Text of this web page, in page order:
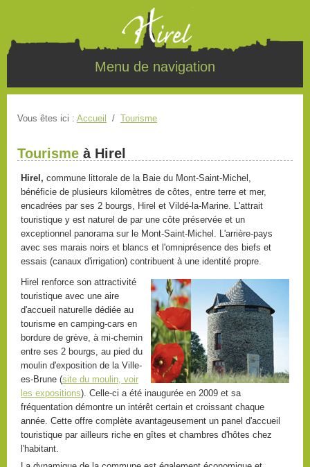
Menu de navigation
Vous êtes ici : Accueil / Tourisme
Tourisme à Hirel
Hirel, commune littorale de la Baie du Mont-Saint-Michel,
bénéficie de plusieurs kilomètres de côtes, entre terre et mer,
encadrées par ses 2 bourgs, Hirel et Vildé-la-Marine. L'attrait
touristique y est naturel de par une côte préservée et un
exceptionnel panorama sur le Mont-Saint-Michel. L'arrière-pays
avec ses marais noirs et blancs et l'omniprésence des biefs et
essais (canaux d'irrigation) contribuent à une identité propre.
Hirel renforce son attractivité
touristique avec une aire
d'accueil naturelle dédiée au
tourisme en camping-cars en
bordure de grève, à mi-chemin
entre ses 2 bourgs, au pied du
moulin d'exposition de la Ville-
es-Brune (site du moulin, voir
les expositions). Celle-ci a été inaugurée en 2009 et sa
fréquentation démontre un intérêt certain et croissant chaque
année. Cette offre complète avantageusement un panel d'accueil
touristique par ailleurs riche en gîtes et chambres d'hôtes chez
l'habitant.